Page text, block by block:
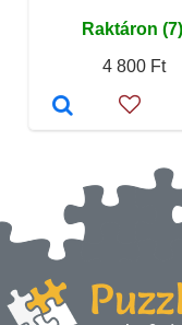
Raktáron (7)
4 800 Ft